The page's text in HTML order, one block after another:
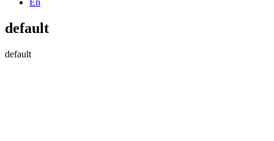
En
default
default